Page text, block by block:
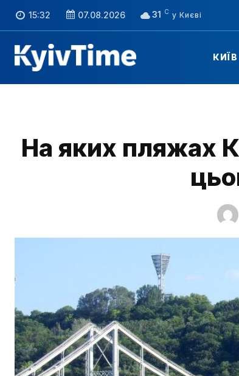
15:32 07.08.2026 31 C
КИЇВ
На яких пляжах